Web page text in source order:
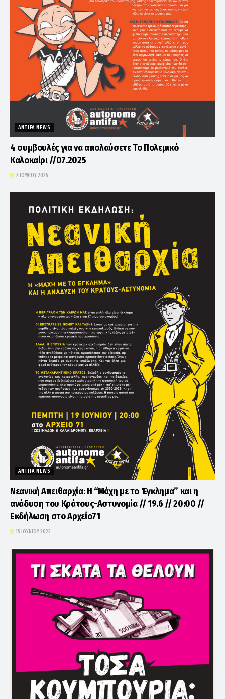
ANTIFA NEWS
4 συμβουλές για να απολαύσετε Το Πολεμικό
Καλοκαίρι //07.2025
7 ΙΟΥΛΊΟΥ 2025
ANTIFA NEWS
Νεανική Απειθαρχία: Η “Μάχη με το Έγκλημα” και η
ανάδυση του Κράτους-Αστυνομία // 19.6 // 20:00 //
Εκδήλωση στο Αρχείο71
15 ΙΟΥΝΊΟΥ 2025